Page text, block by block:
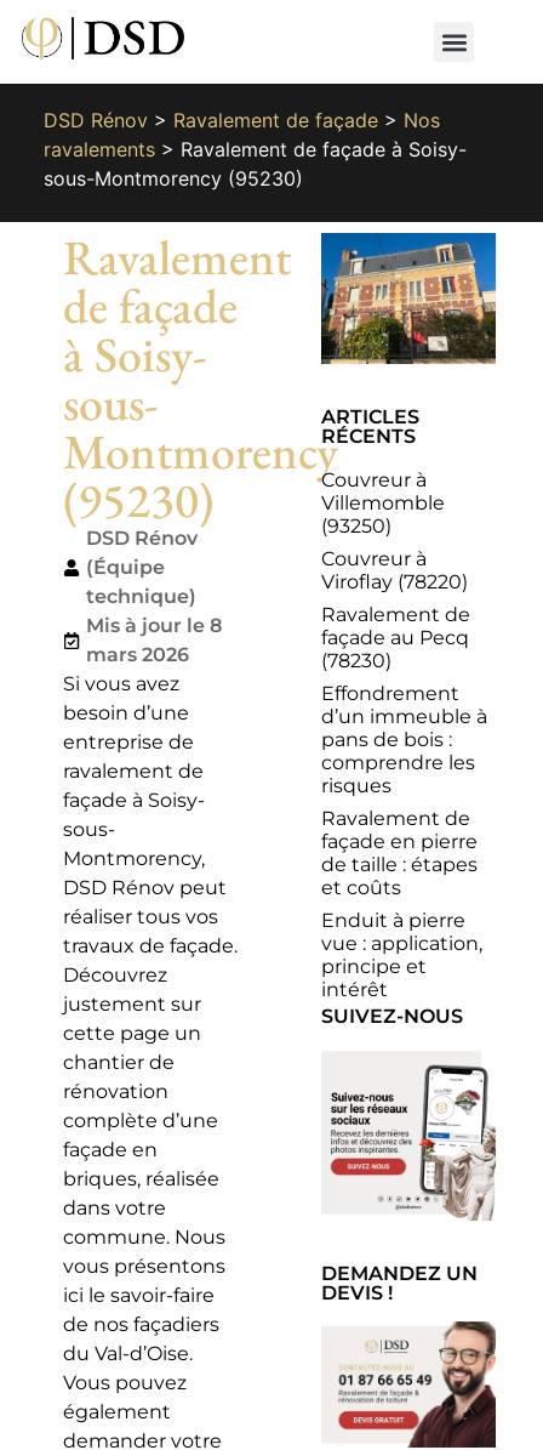
DSD Rénov> Ravalement de façade> Nos
ravalements> Ravalement de façade à Soisy-
sous-Montmorency (95230)
Ravalement
de façade
à Soisy-
sous-
Montmorency
(95230)
DSD Rénov
(Équipe
technique)
Mis à jour le 8
mars 2026
Si vous avez
besoin d’une
entreprise de
ravalement de
façade à Soisy-
sous-
Montmorency,
DSD Rénov peut
réaliser tous vos
travaux de façade.
Découvrez
justement sur
cette page un
chantier de
rénovation
complète d’une
façade en
briques, réalisée
dans votre
commune. Nous
vous présentons
ici le savoir-faire
de nos façadiers
du Val-d’Oise.
Vous pouvez
également
demander votre
ARTICLES
RÉCENTS
Couvreur à
Villemomble
(93250)
Couvreur à
Viroflay (78220)
Ravalement de
façade au Pecq
(78230)
Effondrement
d’un immeuble à
pans de bois :
comprendre les
risques
Ravalement de
façade en pierre
de taille : étapes
et coûts
Enduit à pierre
vue : application,
principe et
intérêt
SUIVEZ-NOUS
DEMANDEZ UN
DEVIS !